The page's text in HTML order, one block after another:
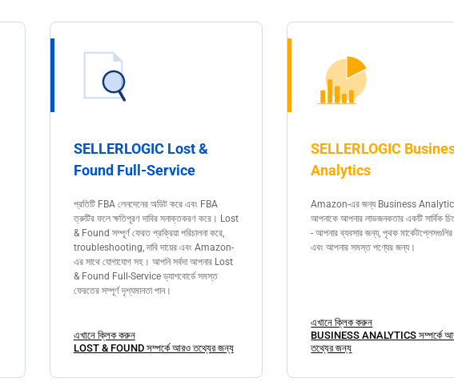
SELLERLOGIC Lost &
Found Full-Service
প্রতিটি FBA লেনদেনের অডিট করে এবং FBA
ত্রুটির ফলে ক্ষতিপূরণ দাবির সনাক্তকরণ করে। Lost
& Found সম্পূর্ণ ফেরত প্রক্রিয়া পরিচালনা করে,
troubleshooting, দাবি দায়ের এবং Amazon-
এর সাথে যোগাযোগ সহ। আপনি সর্বদা আপনার Lost
& Found Full-Service ড্যাশবোর্ডে সমস্ত
ফেরতের সম্পূর্ণ দৃশ্যমানতা পান।
এখানে ক্লিক করুন
LOST & FOUND সম্পর্কে আরও তথ্যের জন্য
SELLERLOGIC
Analytics
Amazon-এর জন্য Business
আপনাকে আপনার লাভজনকতার একটি সার্বিক
- আপনার ব্যবসার জন্য, পৃথক
এবং আপনার সমস্ত পণ্যের জন্য।
এখানে ক্লিক করুন
BUSINESS ANALYTICS সম্পর্কে
তথ্যের জন্য